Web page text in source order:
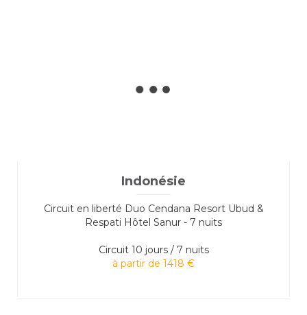
Indonésie
Circuit en liberté Duo Cendana Resort Ubud &
Respati Hôtel Sanur - 7 nuits
Circuit 10 jours / 7 nuits
à partir de 1418 €